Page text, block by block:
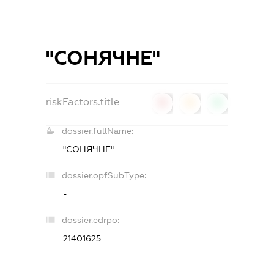
"СОНЯЧНЕ"
riskFactors.title
dossier.fullName:
"СОНЯЧНЕ"
dossier.opfSubType:
-
dossier.edrpo:
21401625